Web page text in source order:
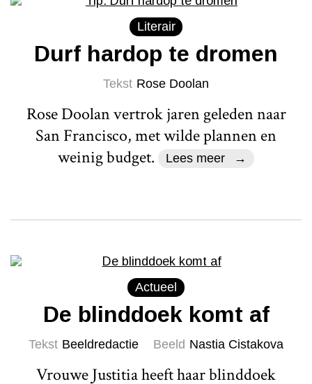
Literair
Durf hardop te dromen
Tekst Rose Doolan
Rose Doolan vertrok jaren geleden naar
San Francisco, met wilde plannen en
weinig budget.
Lees meer
Actueel
De blinddoek komt af
Tekst Beeldredactie Beeld Nastia Cistakova
Vrouwe Justitia heeft haar blinddoek